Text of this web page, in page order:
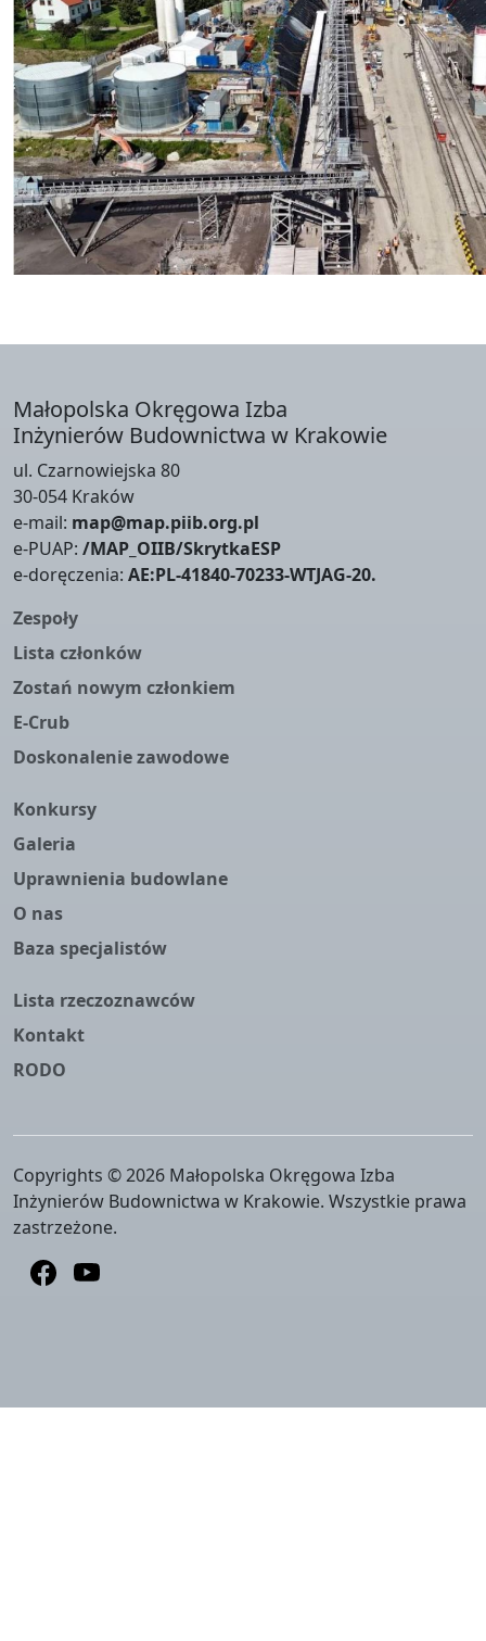
Małopolska Okręgowa Izba
Inżynierów Budownictwa w Krakowie
ul. Czarnowiejska 80
30-054 Kraków
e-mail: map@map.piib.org.pl
e-PUAP: /MAP_OIIB/SkrytkaESP
e-doręczenia: AE:PL-41840-70233-WTJAG-20.
Zespoły
Lista członków
Zostań nowym członkiem
E-Crub
Doskonalenie zawodowe
Konkursy
Galeria
Uprawnienia budowlane
O nas
Baza specjalistów
Lista rzeczoznawców
Kontakt
RODO
Copyrights © 2026 Małopolska Okręgowa Izba
Inżynierów Budownictwa w Krakowie. Wszystkie prawa
zastrzeżone.